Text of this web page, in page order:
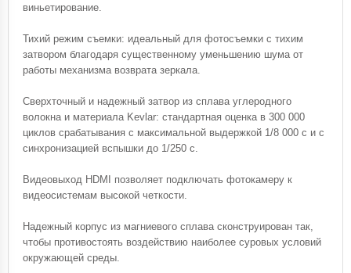
виньетирование.
Тихий режим съемки: идеальный для фотосъемки с тихим
затвором благодаря существенному уменьшению шума от
работы механизма возврата зеркала.
Сверхточный и надежный затвор из сплава углеродного
волокна и материала Kevlar: стандартная оценка в 300 000
циклов срабатывания с максимальной выдержкой 1/8 000 с и с
синхронизацией вспышки до 1/250 с.
Видеовыход HDMI позволяет подключать фотокамеру к
видеосистемам высокой четкости.
Надежный корпус из магниевого сплава сконструирован так,
чтобы противостоять воздействию наиболее суровых условий
окружающей среды.